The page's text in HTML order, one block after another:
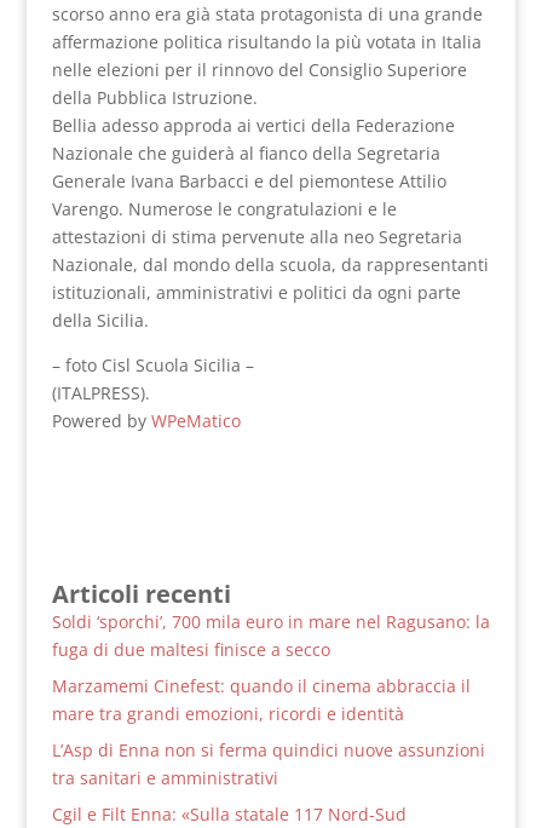
scorso anno era già stata protagonista di una grande
affermazione politica risultando la più votata in Italia
nelle elezioni per il rinnovo del Consiglio Superiore
della Pubblica Istruzione.
Bellia adesso approda ai vertici della Federazione
Nazionale che guiderà al fianco della Segretaria
Generale Ivana Barbacci e del piemontese Attilio
Varengo. Numerose le congratulazioni e le
attestazioni di stima pervenute alla neo Segretaria
Nazionale, dal mondo della scuola, da rappresentanti
istituzionali, amministrativi e politici da ogni parte
della Sicilia.
– foto Cisl Scuola Sicilia –
(ITALPRESS).
Powered by WPeMatico
Articoli recenti
Soldi ‘sporchi’, 700 mila euro in mare nel Ragusano: la
fuga di due maltesi finisce a secco
Marzamemi Cinefest: quando il cinema abbraccia il
mare tra grandi emozioni, ricordi e identità
L’Asp di Enna non si ferma quindici nuove assunzioni
tra sanitari e amministrativi
Cgil e Filt Enna: «Sulla statale 117 Nord-Sud